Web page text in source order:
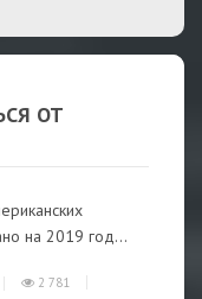
ОТ
на 2019 год...
2 781